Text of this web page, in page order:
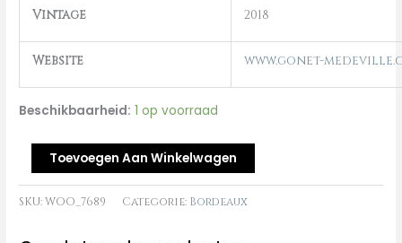
Vintage 2018
Website www.gonet-
Beschikbaarheid: 1 op voorraad
Toevoegen Aan Winkelwagen
SKU:WOO_7689 Categorie: Bordeaux